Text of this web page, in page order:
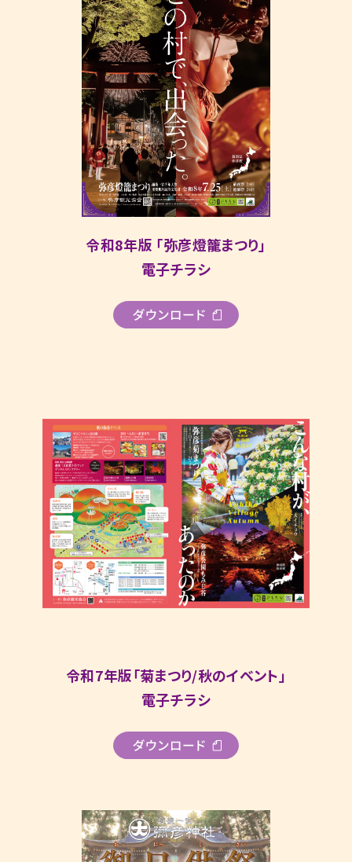
令和8年版 「弥彦燈籠まつり」
電子チラシ
令和7年版「菊まつり/秋のイベント」
電子チラシ